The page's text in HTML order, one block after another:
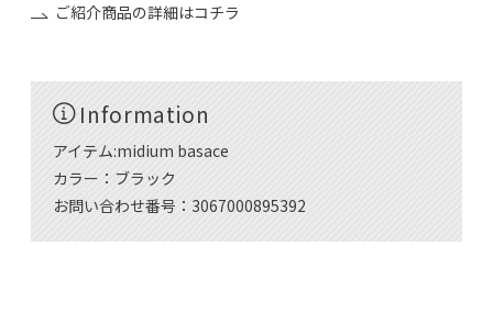
ご紹介商品の詳細はコチラ
Information
アイテム:midium basace
カラー：ブラック
お問い合わせ番号：3067000895392